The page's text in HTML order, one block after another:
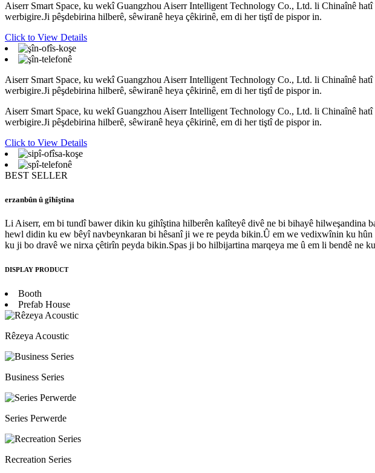
Aiserr Smart Space, ku wekî Guangzhou Aiserr Intelligent Technology Co., Ltd. li Chinaînê
werbigire.Ji pêşdebirina hilberê, sêwiranê heya çêkirinê, em di her tiştî de pispor in.
Click to View Details
Aiserr Smart Space, ku wekî Guangzhou Aiserr Intelligent Technology Co., Ltd. li Chinaînê
werbigire.Ji pêşdebirina hilberê, sêwiranê heya çêkirinê, em di her tiştî de pispor in.
Aiserr Smart Space, ku wekî Guangzhou Aiserr Intelligent Technology Co., Ltd. li Chinaînê
werbigire.Ji pêşdebirina hilberê, sêwiranê heya çêkirinê, em di her tiştî de pispor in.
Click to View Details
BEST SELLER
erzanbûn û gîhîştina
Li Aiserr, em bi tundî bawer dikin ku gihîştina hilberên kalîteyê divê ne bi bihayê hilweşandina
hewl didin ku ew bêyî navbeynkaran bi hêsanî ji we re peyda bikin.Û em we vedixwînin ku
ku ji bo dravê we nirxa çêtirîn peyda bikin.Spas ji bo hilbijartina marqeya me û em li bendê ne
DISPLAY PRODUCT
Booth
Prefab House
Rêzeya Acoustic
Business Series
Series Perwerde
Recreation Series